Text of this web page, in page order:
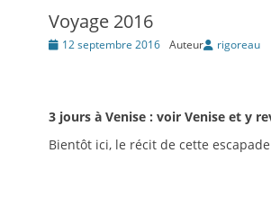
Voyage 2016
Posté12 septembre 2016 Auteur rigoreau
3 jours à Venise : voir Venise et y
Bientôt ici, le récit de cette